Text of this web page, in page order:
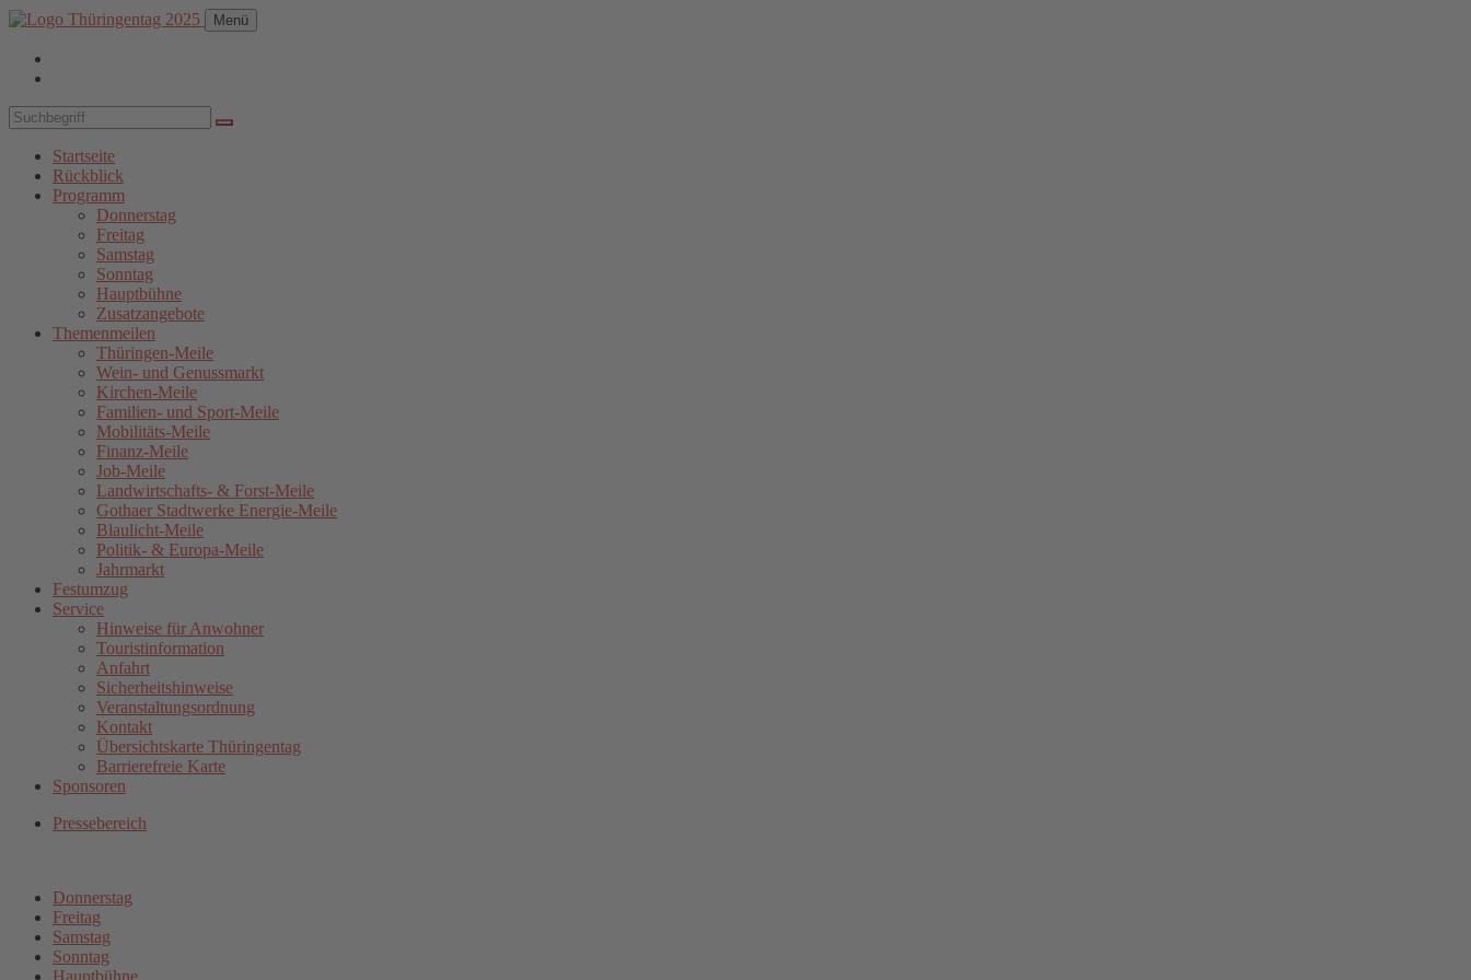
Menü
Startseite
Rückblick
Programm
Donnerstag
Freitag
Samstag
Sonntag
Hauptbühne
Zusatzangebote
Themenmeilen
Thüringen-Meile
Wein- und Genussmarkt
Kirchen-Meile
Familien- und Sport-Meile
Mobilitäts-Meile
Finanz-Meile
Job-Meile
Landwirtschafts- & Forst-Meile
Gothaer Stadtwerke Energie-Meile
Blaulicht-Meile
Politik- & Europa-Meile
Jahrmarkt
Festumzug
Service
Hinweise für Anwohner
Touristinformation
Anfahrt
Sicherheitshinweise
Veranstaltungsordnung
Kontakt
Übersichtskarte Thüringentag
Barrierefreie Karte
Sponsoren
Pressebereich
Donnerstag
Freitag
Samstag
Sonntag
Hauptbühne